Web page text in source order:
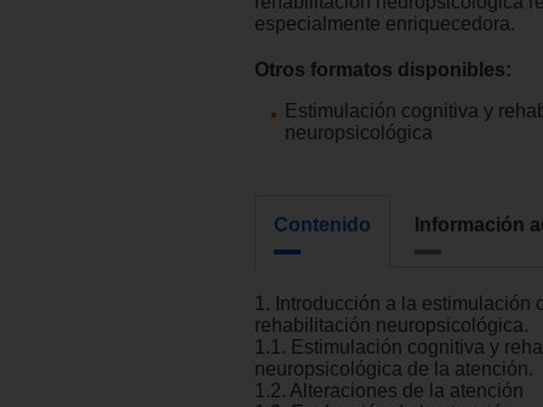
especialmente enriquecedora.
Otros formatos disponibles:
Estimulación cognitiva y
neuropsicológica
Contenido Información
1. Introducción a la estimulación
rehabilitación neuropsicológica.
1.1. Estimulación cognitiva y
neuropsicológica de la atención.
1.2. Alteraciones de la atención